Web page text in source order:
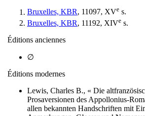
Bruxelles, KBR, 11097, XVe s.
Bruxelles, KBR, 11192, XIVe s.
Éditions anciennes
∅
Éditions modernes
Lewis, Charles B., « Die
Prosaversionen des Appollonius-
allen bekannten Handschriften mit